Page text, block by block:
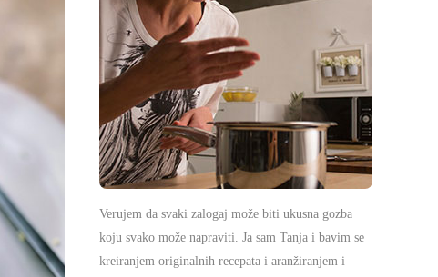
Verujem da svaki zalogaj može biti ukusna gozba
koju svako može napraviti. Ja sam Tanja i bavim se
kreiranjem originalnih recepata i aranžiranjem i